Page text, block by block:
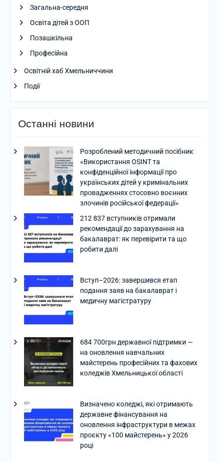
Загальна-середня
Освіта дітей з ООП
Позашкільна
Професійна
Освітній хаб Хмельниччини
Події
Останні новини
Розроблений методичний посібник
«Використання OSINT та
конфіденційної інформації про
українських дітей у кримінальних
провадженнях стосовно воєнних
злочинів російської федерації»
212 837 вступників отримали
рекомендації до зарахування на
бакалаврат: як перевірити та що
робити далі
Вступ–2026: завершився етап
подання заяв на бакалаврат і
медичну магістратуру
684 700грн державної підтримки —
на оновлення навчальних
майстерень професійних та фахових
коледжів Хмельницької області
Визначено коледжі, які отримають
державне фінансування на
оновлення інфраструктури в межах
проєкту «100 майстерень» у 2026
році